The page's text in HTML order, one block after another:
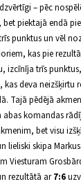
– pēc
piektajā endā
punktus un vēl
kas pie
izcīnīja trīs
deva neizšķirtu
Tajā pēdējā
komandas
bet visu
lieliski skipa
Viesturam
rezultātā ar7:6